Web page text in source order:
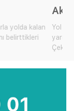
olan mobil araçtan
için artık